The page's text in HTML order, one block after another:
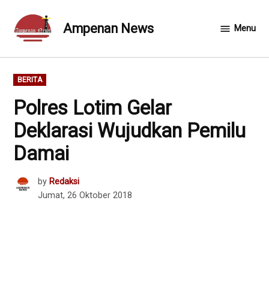
content
Ampenan News Menu
POSTED
IN
BERITA
Polres Lotim Gelar
Deklarasi Wujudkan Pemilu
Damai
by Redaksi
Jumat, 26 Oktober 2018